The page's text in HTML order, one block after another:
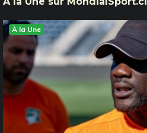
À la Une